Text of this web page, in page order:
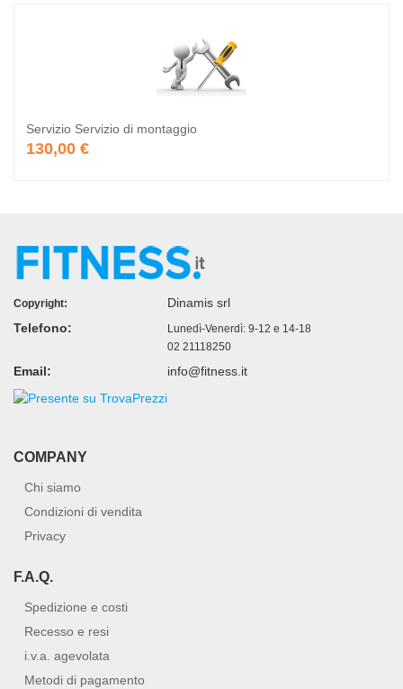
Servizio Servizio di montaggio
130,00 €
Copyright:
Dinamis srl
Telefono:
Lunedì-Venerdì: 9-12 e 14-18
02 21118250
Email: info@fitness.it
COMPANY
Chi siamo
Condizioni di vendita
Privacy
F.A.Q.
Spedizione e costi
Recesso e resi
i.v.a. agevolata
Metodi di pagamento